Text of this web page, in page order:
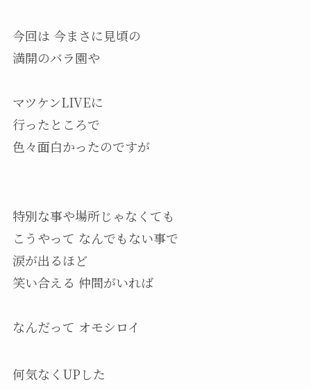
今回は 今まさに見頃の
満開のバラ園や
マツケンLIVEに
行ったところで
色々面白かったのですが
特別な事や場所じゃなくても
こうやって なんでもない事で
涙が出るほど
笑い合える 仲間がいれば
なんだって オモシロイ
何気なくUPした